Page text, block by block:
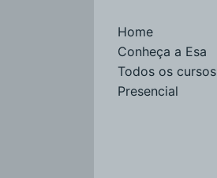
Home
Conheça a Esa
Todos os cursos
Presencial